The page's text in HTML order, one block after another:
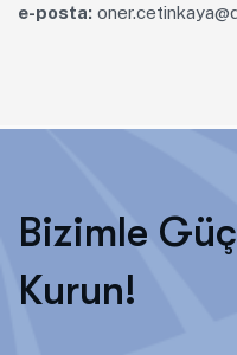
e-posta:
Bizimle Güç
Kurun!